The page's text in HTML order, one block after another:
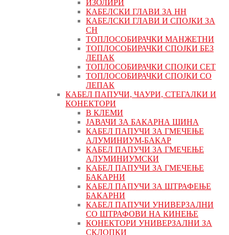
ИЗОЛИРИ
КАБЕЛСКИ ГЛАВИ ЗА НН
КАБЕЛСКИ ГЛАВИ И СПОЈКИ ЗА
СН
ТОПЛОСОБИРАЧКИ МАНЖЕТНИ
ТОПЛОСОБИРАЧКИ СПОЈКИ БЕЗ
ЛЕПАК
ТОПЛОСОБИРАЧКИ СПОЈКИ СЕТ
ТОПЛОСОБИРАЧКИ СПОЈКИ СО
ЛЕПАК
КАБЕЛ ПАПУЧИ, ЧАУРИ, СТЕГАЛКИ И
КОНЕКТОРИ
В КЛЕМИ
ЈАВАЧИ ЗА БАКАРНА ШИНА
КАБЕЛ ПАПУЧИ ЗА ГМЕЧЕЊЕ
АЛУМИНИУМ-БАКАР
КАБЕЛ ПАПУЧИ ЗА ГМЕЧЕЊЕ
АЛУМИНИУМСКИ
КАБЕЛ ПАПУЧИ ЗА ГМЕЧЕЊЕ
БАКАРНИ
КАБЕЛ ПАПУЧИ ЗА ШТРАФЕЊЕ
БАКАРНИ
КАБЕЛ ПАПУЧИ УНИВЕРЗАЛНИ
СО ШТРАФОВИ НА КИНЕЊЕ
КОНЕКТОРИ УНИВЕРЗАЛНИ ЗА
СКЛОПКИ